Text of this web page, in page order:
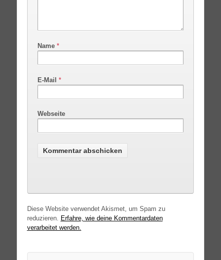
Name *
E-Mail *
Webseite
Diese Website verwendet Akismet, um Spam zu
reduzieren.
Erfahre, wie deine Kommentardaten
verarbeitet werden.